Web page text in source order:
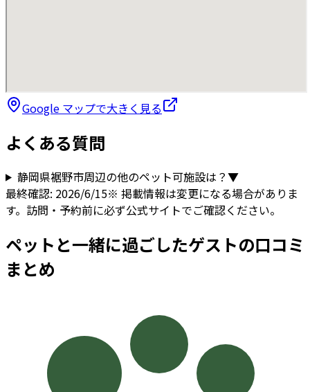
Google マップで大きく見る
よくある質問
静岡県裾野市周辺の他のペット可施設は？▼
最終確認: 2026/6/15※ 掲載情報は変更になる場合がありま
す。訪問・予約前に必ず公式サイトでご確認ください。
ペットと一緒に過ごしたゲストの口コミ
まとめ